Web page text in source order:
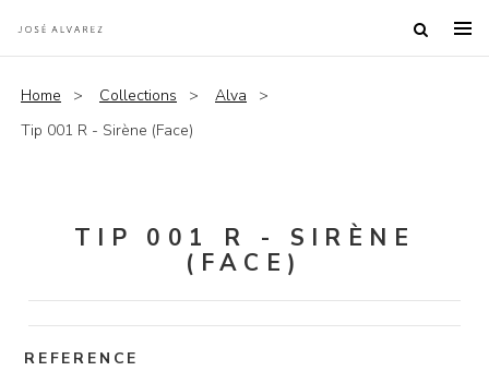
Home Collections
Alva
Tip 001 R - Sirène (Face)
TIP 001 R - SIRÈNE
(FACE)
REFERENCE